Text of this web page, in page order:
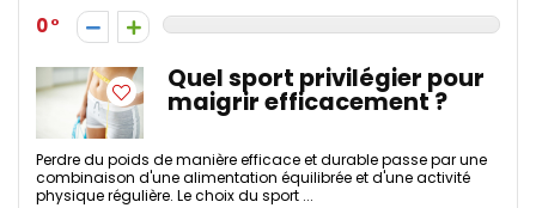
0
Quel sport privilégier pour
maigrir efficacement ?
Perdre du poids de manière efficace et durable passe par une
combinaison d'une alimentation équilibrée et d'une activité
physique régulière. Le choix du sport ...